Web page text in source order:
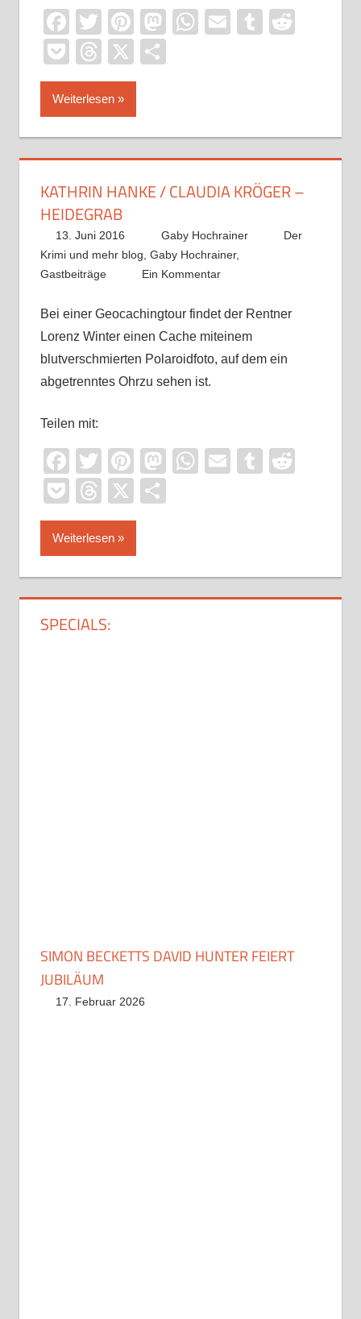
Facebook
TwitterPinterest
Mastodon
WhatsApp
EmailTumblr
PocketThreads
X
Weiterlesen
KATHRIN HANKE / CLAUDIA KRÖGER –
HEIDEGRAB
13. Juni 2016 Gaby Hochrainer
Der
Krimi und mehr blog, Gaby Hochrainer,
Gastbeiträge
Ein Kommentar
Bei einer Geocachingtour findet der Rentner
Lorenz Winter einen Cache miteinem
blutverschmierten Polaroidfoto, auf dem ein
abgetrenntes Ohrzu sehen ist.
Teilen mit:
Facebook
TwitterPinterest
Mastodon
WhatsApp
EmailTumblr
PocketThreads
X
Weiterlesen
SPECIALS:
SIMON BECKETTS DAVID HUNTER FEIERT
JUBILÄUM
17. Februar 2026